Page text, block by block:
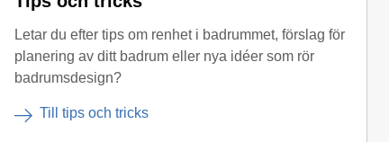
Letar du efter tips om renhet i badrummet, förslag för
planering av ditt badrum eller nya idéer som rör
badrumsdesign?
Till tips och tricks